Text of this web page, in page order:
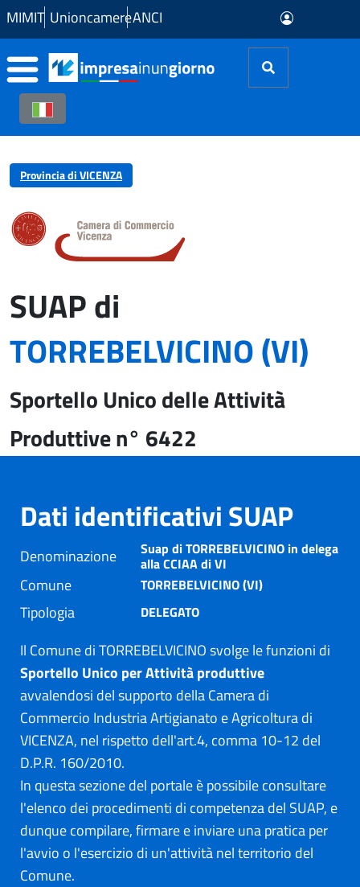
Skip to Main Content
MIMIT UnioncamereANCI
Provincia di VICENZA
SUAP di
TORREBELVICINO (VI)
Sportello Unico delle Attività
Produttive n° 6422
Dati identificativi SUAP
Denominazione Suap di TORREBELVICINO in delega
alla CCIAA di VI
Comune TORREBELVICINO (VI)
Tipologia DELEGATO
Il Comune di TORREBELVICINO svolge le funzioni di
Sportello Unico per Attività produttive
avvalendosi del supporto della Camera di
Commercio Industria Artigianato e Agricoltura di
VICENZA, nel rispetto dell'art.4, comma 10-12 del
D.P.R. 160/2010.
In questa sezione del portale è possibile consultare
l'elenco dei procedimenti di competenza del SUAP, e
dunque compilare, firmare e inviare una pratica per
l'avvio o l'esercizio di un'attività nel territorio del
Comune.